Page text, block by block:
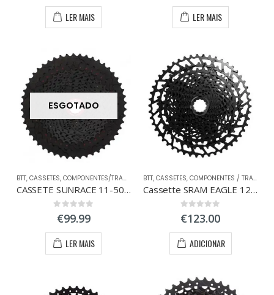
LER MAIS LER MAIS
ESGOTADO
BTT, CASSETES, COMPONENTES/TRANSMISSÃO
CASSETE SUNRACE 11-50 11V PRETA
out of 5
€99.99
LER MAIS
BTT, CASSETES, COMPONENTES / TRANSMISSÃO BTT
Cassette SRAM EAGLE 12v PG-1230
0out of 5
€123.00
ADICIONAR